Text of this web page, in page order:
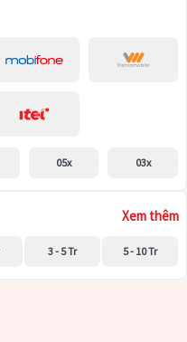
05x 03x
Xem thêm
3 - 5 Tr 5 - 10 Tr